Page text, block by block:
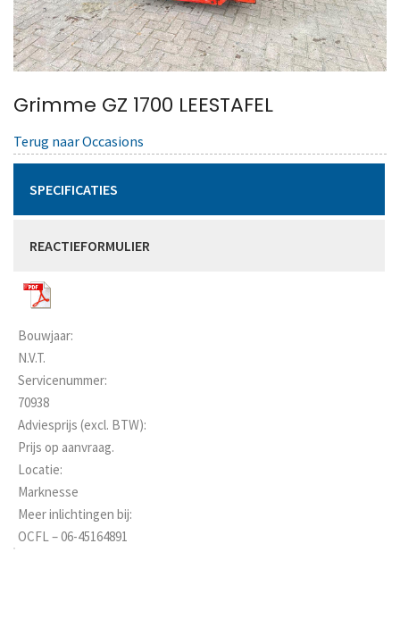
Grimme GZ 1700 LEESTAFEL
Terug naar Occasions
SPECIFICATIES
REACTIEFORMULIER
Bouwjaar:
N.V.T.
Servicenummer:
70938
Adviesprijs (excl. BTW):
Prijs op aanvraag.
Locatie:
Marknesse
Meer inlichtingen bij:
OCFL – 06-45164891